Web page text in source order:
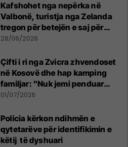
Kafshohet nga nepërka në
Valbonë, turistja nga Zelanda
tregon për betejën e saj për
mbijetesë
28/06/2026
Çifti i ri nga Zvicra zhvendoset
në Kosovë dhe hap kamping
familjar: "Nuk jemi penduar
asnjë ditë"
01/07/2026
Policia kërkon ndihmën e
qytetarëve për identifikimin e
këtij të dyshuari